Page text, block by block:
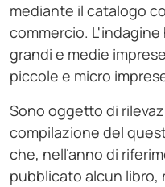
mediante il catalogo
commercio.
grandi e medie
piccole e micro
Sono oggetto di
compilazione del
che, nell’anno di
pubblicato alcun libro,